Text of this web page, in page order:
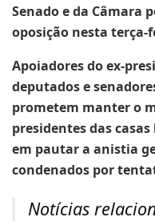
Senado e da Câmara
oposição nesta terça-
Apoiadores do ex-
deputados e
prometem manter o
presidentes das
em pautar a anistia
condenados por
Notícias